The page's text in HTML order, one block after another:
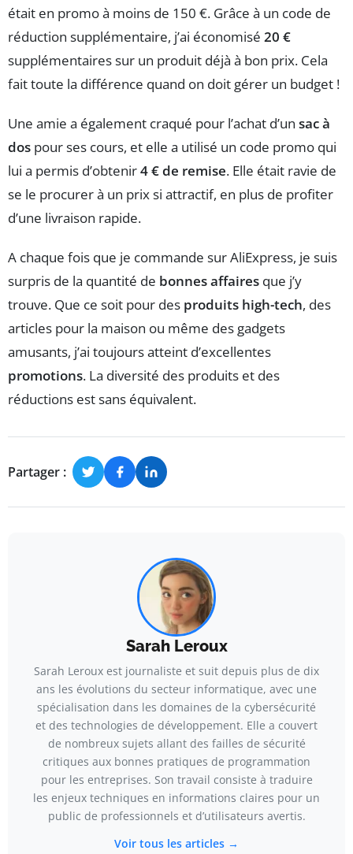
était en promo à moins de 150 €. Grâce à un code de
réduction supplémentaire, j’ai économisé 20 €
supplémentaires sur un produit déjà à bon prix. Cela
fait toute la différence quand on doit gérer un budget !
Une amie a également craqué pour l’achat d’un sac à
dos pour ses cours, et elle a utilisé un code promo qui
lui a permis d’obtenir4 € de remise. Elle était ravie de
se le procurer à un prix si attractif, en plus de profiter
d’une livraison rapide.
A chaque fois que je commande sur AliExpress, je suis
surpris de la quantité de bonnes affaires que j’y
trouve. Que ce soit pour des produits high-tech, des
articles pour la maison ou même des gadgets
amusants, j’ai toujours atteint d’excellentes
promotions. La diversité des produits et des
réductions est sans équivalent.
Partager :
Sarah Leroux
Sarah Leroux est journaliste et suit depuis plus de dix
ans les évolutions du secteur informatique, avec une
spécialisation dans les domaines de la cybersécurité
et des technologies de développement. Elle a couvert
de nombreux sujets allant des failles de sécurité
critiques aux bonnes pratiques de programmation
pour les entreprises. Son travail consiste à traduire
les enjeux techniques en informations claires pour un
public de professionnels et d’utilisateurs avertis.
Voir tous les articles →